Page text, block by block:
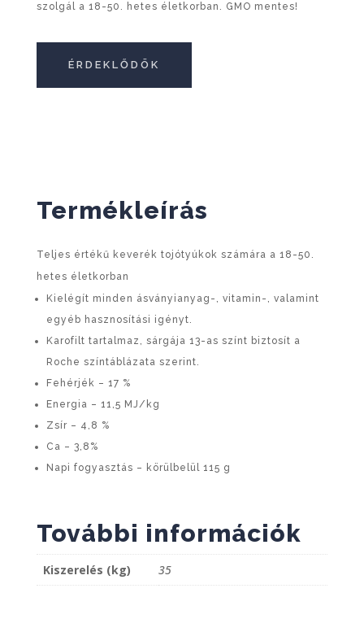
szolgál a 18-50. hetes életkorban. GMO mentes!
ÉRDEKLŐDÖK
Termékleírás
Teljes értékű keverék tojótyúkok számára a 18-50.
hetes életkorban
Kielégít minden ásványianyag-, vitamin-, valamint
egyéb hasznosítási igényt.
Karofilt tartalmaz, sárgája 13-as színt biztosít a
Roche színtáblázata szerint.
Fehérjék – 17 %
Energia – 11,5 MJ/kg
Zsír – 4,8 %
Ca – 3,8%
Napi fogyasztás – körülbelül 115 g
További információk
Kiszerelés (kg) 35